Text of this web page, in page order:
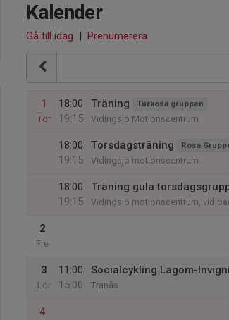
Kalender
Gå till idag | Prenumerera
1
Tor
18:00
19:15
Träning Turkosa gruppen
Vidingsjö Motionscentrum
18:00
19:15
Torsdagsträning Rosa
Vidingsjö motionscentrum
18:00
19:15
Träning gula
Vidingsjö motionscentrum, vid
2
Fre
3
Lör
11:00
15:00
Socialcykling Lagom-
Tranås
4